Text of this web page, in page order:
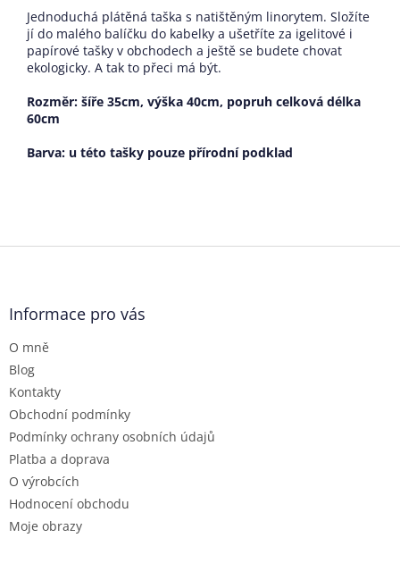
Jednoduchá plátěná taška s natištěným linorytem. Složíte
jí do malého balíčku do kabelky a ušetříte za igelitové i
papírové tašky v obchodech a ještě se budete chovat
ekologicky. A tak to přeci má být.
Rozměr: šíře 35cm, výška 40cm, popruh celková délka
60cm
Barva: u této tašky pouze přírodní podklad
Z
Informace pro vás
O mně
Blog
Kontakty
Obchodní podmínky
Podmínky ochrany osobních údajů
Platba a doprava
O výrobcích
Hodnocení obchodu
Moje obrazy